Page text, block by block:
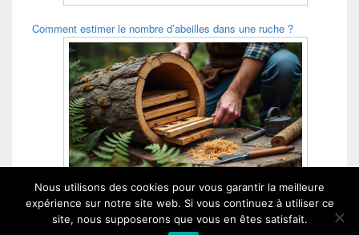
Comment estimer le nombre d’abeilles dans une ruche ?
Comment construire une ruche tronc ?
Nous utilisons des cookies pour vous garantir la meilleure
expérience sur notre site web. Si vous continuez à utiliser ce
site, nous supposerons que vous en êtes satisfait.